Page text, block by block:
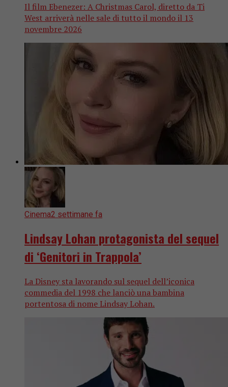
Il film Ebenezer: A Christmas Carol, diretto da Ti
West arriverà nelle sale di tutto il mondo il 13
novembre 2026
Cinema2 settimane fa
Lindsay Lohan protagonista del sequel
di ‘Genitori in Trappola’
La Disney sta lavorando sul sequel dell’iconica
commedia del 1998 che lanciò una bambina
portentosa di nome Lindsay Lohan.